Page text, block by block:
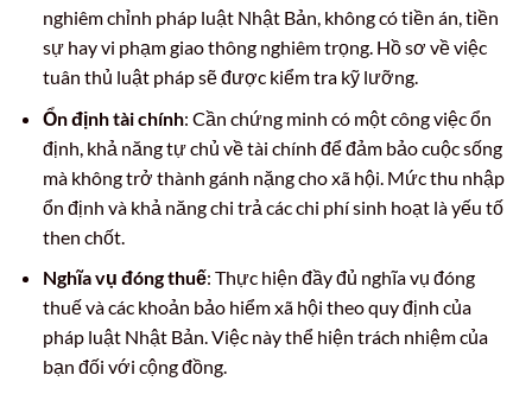
nghiêm chỉnh pháp luật Nhật Bản, không có tiền án, tiền
sự hay vi phạm giao thông nghiêm trọng. Hồ sơ về việc
tuân thủ luật pháp sẽ được kiểm tra kỹ lưỡng.
Ổn định tài chính: Cần chứng minh có một công việc ổn
định, khả năng tự chủ về tài chính để đảm bảo cuộc sống
mà không trở thành gánh nặng cho xã hội. Mức thu nhập
ổn định và khả năng chi trả các chi phí sinh hoạt là yếu tố
then chốt.
Nghĩa vụ đóng thuế: Thực hiện đầy đủ nghĩa vụ đóng
thuế và các khoản bảo hiểm xã hội theo quy định của
pháp luật Nhật Bản. Việc này thể hiện trách nhiệm của
bạn đối với cộng đồng.